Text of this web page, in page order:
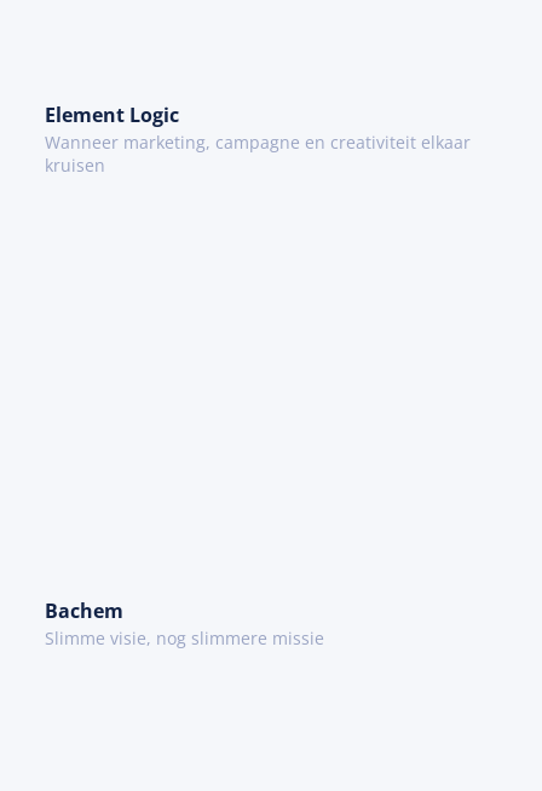
Element Logic
Wanneer marketing, campagne en creativiteit elkaar
kruisen
Bachem
Slimme visie, nog slimmere missie